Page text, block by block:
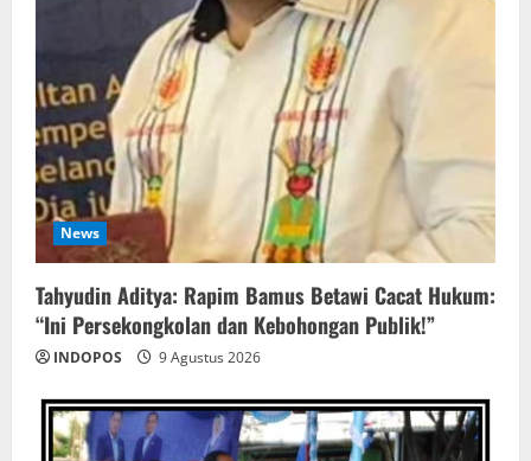
News
‎Tahyudin Aditya: Rapim Bamus Betawi Cacat Hukum:
“Ini Persekongkolan dan Kebohongan Publik!”
INDOPOS 9 Agustus 2026